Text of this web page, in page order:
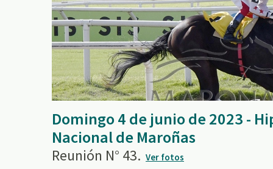
Domingo 4 de junio de 2023 -
Nacional de Maroñas
Reunión N° 43. Ver fotos